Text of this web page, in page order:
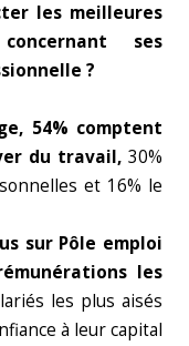
les meilleures
ses
?
54% comptent
du travail, 30%
et 16% le
sur Pôle emploi
les
les plus aisés
à leur capital